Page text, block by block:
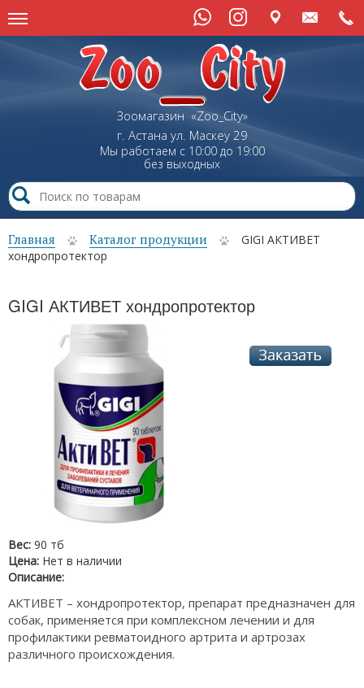
Зоомагазин «Zoo_City»
г. Астана ул. Маскеу29
Мы работаем с 10:00 до 19:00
без выходных
Главная Каталог продукции
GIGI АКТИВЕТ
хондропротектор
GIGI АКТИВЕТ хондропротектор
Вес: 90 тб
Цена: Нет в наличии
Описание:
АКТИВЕТ – хондропротектор, препарат предназначен для
собак, применяется при комплексном лечении и для
профилактики ревматоидного артрита и артрозах
различного происхождения.